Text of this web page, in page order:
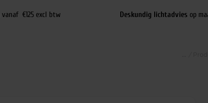
vanaf €125 excl btw Deskundig lichtadvies op